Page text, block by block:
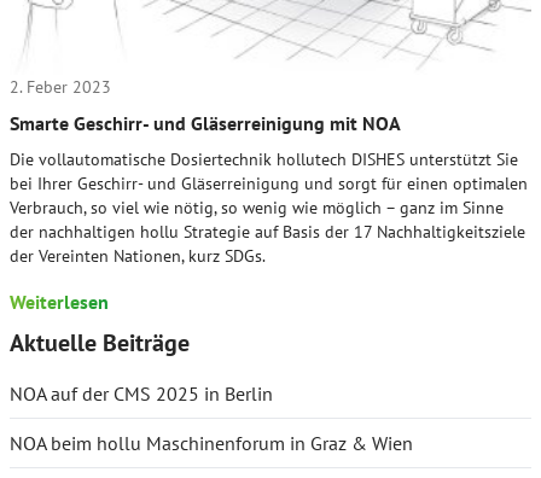
2. Feber 2023
Smarte Geschirr- und Gläserreinigung mit NOA
Die vollautomatische Dosiertechnik hollutech DISHES unterstützt Sie
bei Ihrer Geschirr- und Gläserreinigung und sorgt für einen optimalen
Verbrauch, so viel wie nötig, so wenig wie möglich – ganz im Sinne
der nachhaltigen hollu Strategie auf Basis der 17 Nachhaltigkeitsziele
der Vereinten Nationen, kurz SDGs.
Weiterlesen
Aktuelle Beiträge
NOA auf der CMS 2025 in Berlin
NOA beim hollu Maschinenforum in Graz & Wien